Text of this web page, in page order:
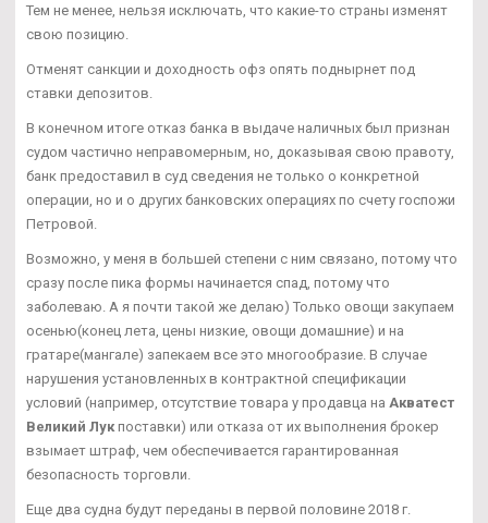
Тем не менее, нельзя исключать, что какие-то страны изменят
свою позицию.
Отменят санкции и доходность офз опять поднырнет под
ставки депозитов.
В конечном итоге отказ банка в выдаче наличных был признан
судом частично неправомерным, но, доказывая свою правоту,
банк предоставил в суд сведения не только о конкретной
операции, но и о других банковских операциях по счету госпожи
Петровой.
Возможно, у меня в большей степени с ним связано, потому что
сразу после пика формы начинается спад, потому что
заболеваю. А я почти такой же делаю) Только овощи закупаем
осенью(конец лета, цены низкие, овощи домашние) и на
гратаре(мангале) запекаем все это многообразие. В случае
нарушения установленных в контрактной спецификации
условий (например, отсутствие товара у продавца на Акватест
Великий Лук поставки) или отказа от их выполнения брокер
взымает штраф, чем обеспечивается гарантированная
безопасность торговли.
Еще два судна будут переданы в первой половине 2018 г.